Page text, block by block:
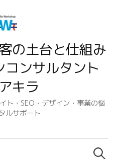
の土台と仕組み
ンサルタント
キラ
ト・SEO・デザイン・事業の悩
ルサポート
検
索: